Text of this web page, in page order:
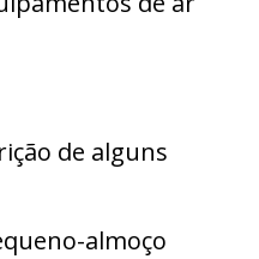
de alguns
almoço